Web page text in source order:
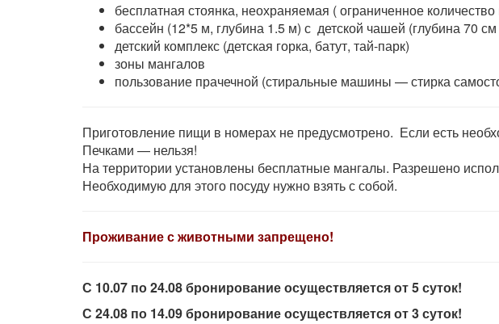
бесплатная стоянка, неохраняемая ( ограниченное
бассейн (12*5 м, глубина 1.5 м) с детской чашей (глубина 70
детский комплекс (детская горка, батут, тай-парк)
зоны мангалов
пользование прачечной (стиральные машины — стирка
Приготовление пищи в номерах не предусмотрено. Если есть
Печками — нельзя!
На территории установлены бесплатные мангалы. Разрешено
Необходимую для этого посуду нужно взять с собой.
Проживание с животными запрещено!
С 10.07 по 24.08 бронирование осуществляется от 5 суток!
С 24.08 по 14.09 бронирование осуществляется от 3 суток!